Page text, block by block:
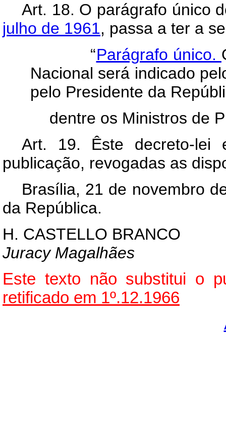
Art. 18. O parágrafo único
julho de 1961, passa a ter a
“Parágrafo único.
Nacional será indicado
pelo Presidente da
dentre os Ministros de
Art. 19. Êste decreto-
publicação, revogadas as
Brasília, 21 de novembro
da República.
H. CASTELLO BRANCO
Juracy Magalhães
Este texto não substitui o
retificado em 1º.12.1966